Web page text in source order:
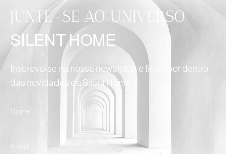
JUNTE-SE AO UNIVERSO
SILENT HOME
Inscreva-se na nossa newsletter e fique por dentro
das novidades da Silent Home.